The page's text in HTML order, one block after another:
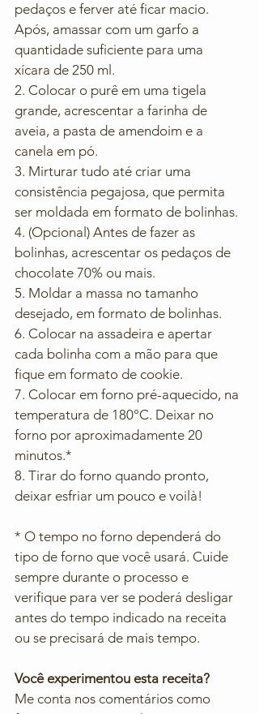
pedaços e ferver até ficar macio.
Após, amassar com um garfo a
quantidade suficiente para uma
xícara de 250 ml.
2. Colocar o purê em uma tigela
grande, acrescentar a farinha de
aveia, a pasta de amendoim e a
canela em pó.
3. Mirturar tudo até criar uma
consistência pegajosa, que permita
ser moldada em formato de bolinhas.
4. (Opcional) Antes de fazer as
bolinhas, acrescentar os pedaços de
chocolate 70% ou mais.
5. Moldar a massa no tamanho
desejado, em formato de bolinhas.
6. Colocar na assadeira e apertar
cada bolinha com a mão para que
fique em formato de cookie.
7. Colocar em forno pré-aquecido, na
temperatura de 180°C. Deixar no
forno por aproximadamente 20
minutos.*
8. Tirar do forno quando pronto,
deixar esfriar um pouco e voilà!
* O tempo no forno dependerá do
tipo de forno que você usará. Cuide
sempre durante o processo e
verifique para ver se poderá desligar
antes do tempo indicado na receita
ou se precisará de mais tempo.
Você experimentou esta receita?
Me conta nos comentários como